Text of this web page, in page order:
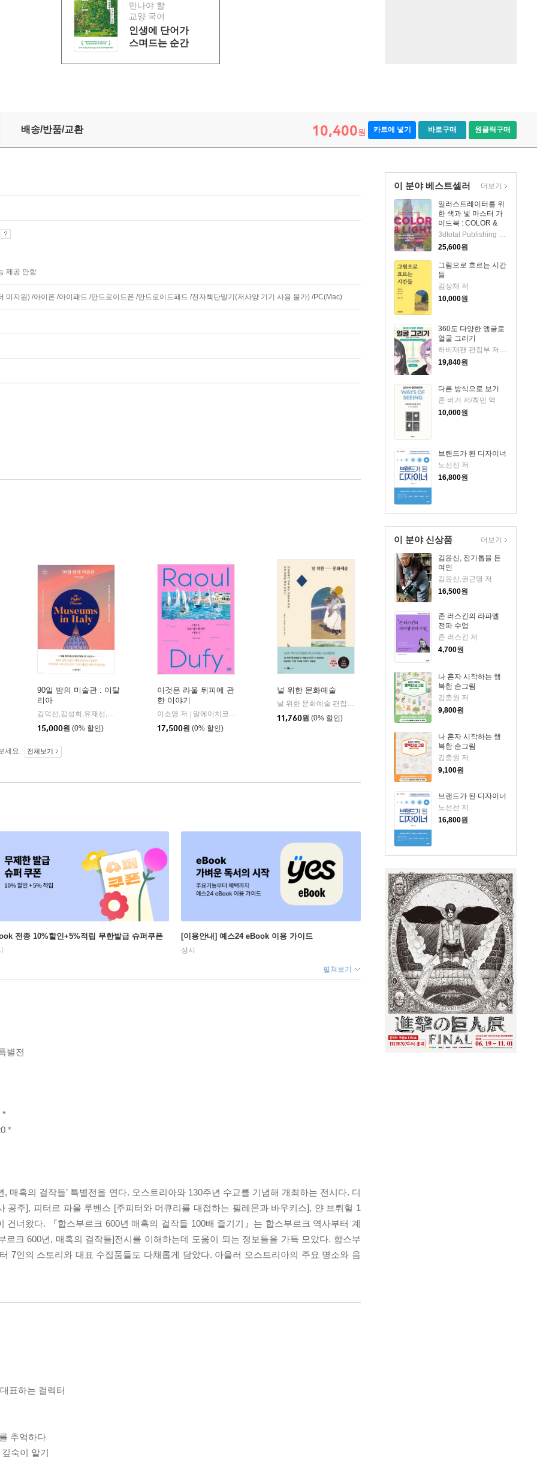
만나야 할
교양 국어
인생에 단어가
스며드는 순간
배 즐기기
배송/반품/교환 10,400원 카트에 넣기 바로구매 원클릭구매
이 분야 베스트셀러
일러스트레이터를 위
한 색과 빛 마스터 가
이드북 : COLOR &
LIGHT
25,600원
그림으로 흐르는 시간
들
김상채 저
10,000원
360도 다양한 앵글로
얼굴 그리기
하비재팬 편집부 저/김진아 역
19,840원
다른 방식으로 보기
존 버거 저/최민 역
10,000원
브랜드가 된 디자이너
노선선 저
16,800원
더보기
이 분야 신상품
김윤신, 전기톱을 든
여인
김윤신,권근영 저
16,500원
존 러스킨의 라파엘
전파 수업
존 러스킨 저
4,700원
나 혼자 시작하는 행
복한 손그림
김충원 저
9,800원
나 혼자 시작하는 행
복한 손그림
김충원 저
9,100원
브랜드가 된 디자이너
노선선 저
16,800원
더보기
제공 안함
미지원) /아이폰 /아이패드 /안드로이드폰 /안드로이드패드 /전자책단말기(저사양 기기 사용 불가) /PC(Mac)
90일 밤의 미술관 : 이탈
리아
동양북스(동양books)
15,000원 (0% 할인)
이것은 라울 뒤피에 관
한 이야기
이소영 저 | 알에이치코리아(RHK)
17,500원 (0% 할인)
널 위한 문화예술
11,760원 (0% 할인)
세요. 전체보기
전종 10%할인+5%적립 무한발급 슈퍼쿠폰 [이용안내] 예스24 eBook 이용 가이드
상시
펼쳐보기
별전
*
*
매혹의 걸작들’ 특별전을 연다. 오스트리아와 130주년 수교를 기념해 개최하는 전시다. 디
공주], 피터르 파울 루벤스 [주피터와 머큐리를 대접하는 필레몬과 바우키스], 얀 브뤼헐 1
너왔다. 『합스부르크 600년 매혹의 걸작들 100배 즐기기』는 합스부르크 역사부터 계
크 600년, 매혹의 걸작들]전시를 이해하는데 도움이 되는 정보들을 가득 모았다. 합스부
7인의 스토리와 대표 수집품들도 다채롭게 담았다. 아울러 오스트리아의 주요 명소와 음
표하는 컬렉터
추억하다
숙이 알기